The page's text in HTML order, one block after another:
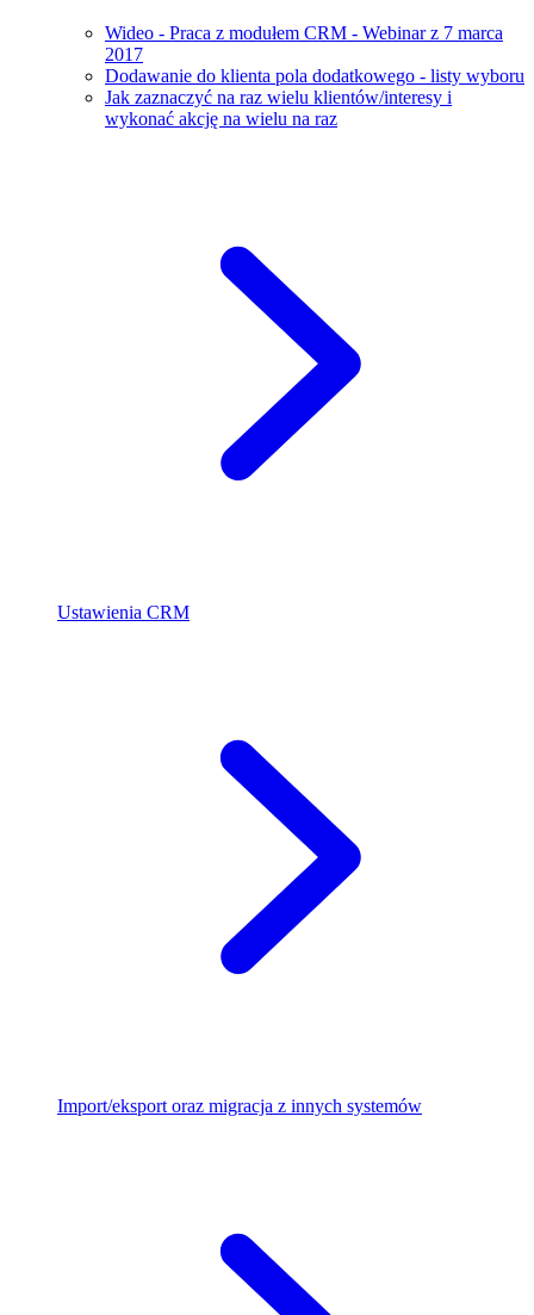
Wideo - Praca z modułem CRM - Webinar z 7 marca
2017
Dodawanie do klienta pola dodatkowego - listy wyboru
Jak zaznaczyć na raz wielu klientów/interesy i
wykonać akcję na wielu na raz
Ustawienia CRM
Import/eksport oraz migracja z innych systemów